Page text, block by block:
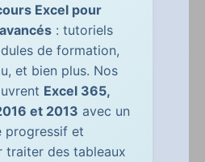
Excel pour
: tutoriels
de formation,
et bien plus. Nos
Excel 365,
et 2013 avec un
progressif et
traiter des tableaux